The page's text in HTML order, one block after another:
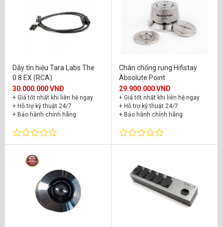
(1)
Synergistic Research (1)
TAOC (1)
TaraLabs (1)
Vitus Audio
Wadax(5)
Western Electric(3)
Dây tín hiệu Tara Labs The
0.8 EX (RCA)
30.000.000 VND
+ Giá tốt nhất khi liên hệ ngay
+ Hỗ trợ kỹ thuật 24/7
+ Bảo hành chính hãng
Chân chống rung Hifistay
Absolute Point
29.900.000 VND
+ Giá tốt nhất khi liên hệ ngay
+ Hỗ trợ kỹ thuật 24/7
+ Bảo hành chính hãng